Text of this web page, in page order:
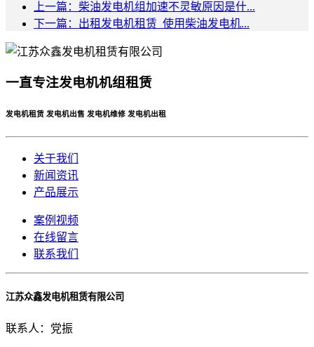
上一篇：柴油发电机组加速不灵敏原因是什...
下一篇：出租发电机租赁_使用柴油发电机...
一直专注发电机机组租赁
发电机租赁 发电机出售 发电机维修 发电机出租
关于我们
新闻资讯
产品展示
案例视频
在线留言
联系我们
江苏众鑫发电机租赁有限公司
联系人：党振